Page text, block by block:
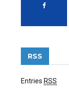
RSS
Entries RSS